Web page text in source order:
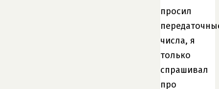
просил
числа, я
только
спрашивал
про